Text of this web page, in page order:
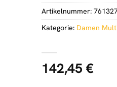
142,45 €
Artikelnummer:
Kategorie: Damen